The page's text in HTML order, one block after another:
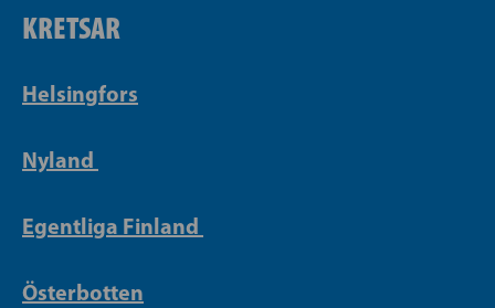
KRETSAR
Helsingfors
Nyland
Egentliga Finland
Österbotten